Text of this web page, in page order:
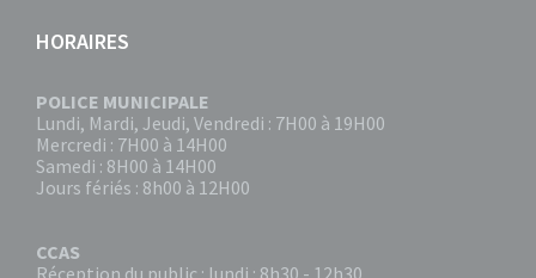
HORAIRES
POLICE MUNICIPALE
Lundi, Mardi, Jeudi, Vendredi : 7H00 à 19H00
Mercredi : 7H00 à 14H00
Samedi : 8H00 à 14H00
Jours fériés : 8h00 à 12H00
CCAS
Réception du public : lundi : 8h30 - 12h30